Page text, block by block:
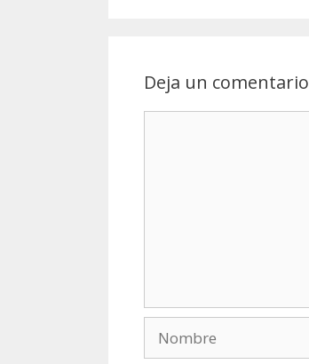
Deja un comentario